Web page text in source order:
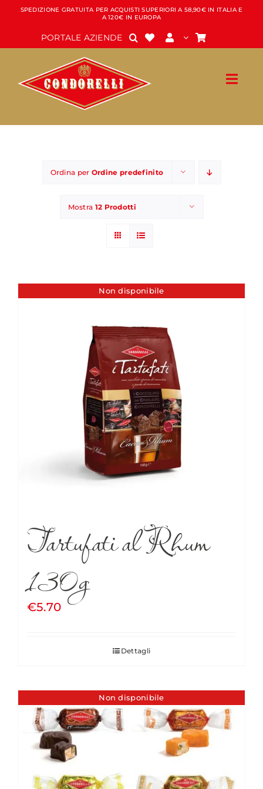
Salta
contenuto
SPEDIZIONE GRATUITA PER ACQUISTI SUPERIORI A 58,90€ IN ITALIA E
A 120€ IN EUROPA
PORTALE AZIENDE
Ordina per Ordine predefinito
Mostra 12 Prodotti
Non disponibile
Tartufati al Rhum
130g
€5.70
Dettagli
Non disponibile